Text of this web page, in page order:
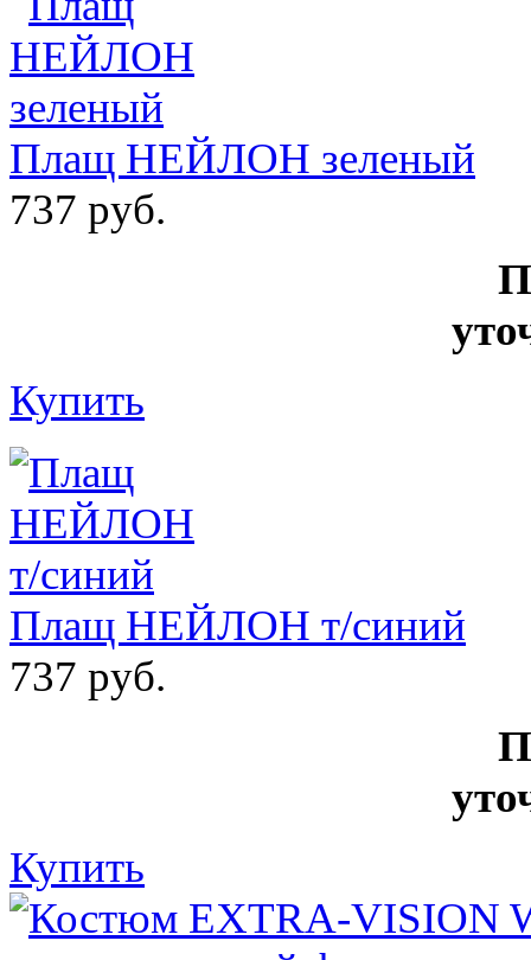
Плащ НЕЙЛОН зеленый
737 руб.
Купить
Плащ НЕЙЛОН т/синий
737 руб.
Купить